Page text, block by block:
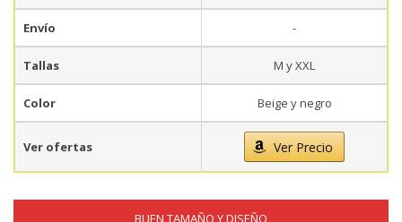
Envío -
Tallas M y XXL
Color Beige y negro
Ver ofertas Ver Precio
BUEN TAMAÑO Y DISEÑO